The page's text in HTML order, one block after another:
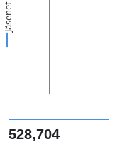
Jäsenet
528,704